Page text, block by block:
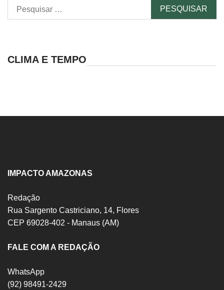
Pesquisar
por:
CLIMA E TEMPO
IMPACTO AMAZONAS
Redação
Rua Sargento Castriciano, 14, Flores
CEP 69028-402 - Manaus (AM)
FALE COM A REDAÇÃO
WhatsApp
(92) 98491-2429